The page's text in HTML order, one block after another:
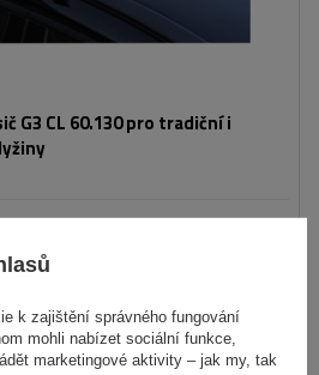
G3 CL 60.130 pro tradiční i
množství
do
k zajištění správného fungování
mohli nabízet sociální funkce,
marketingové aktivity – jak my, tak